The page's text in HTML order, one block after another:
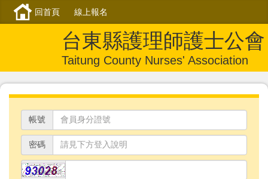
回首頁 線上報名
台東縣護理師護士公會
Taitung County Nurses' Association
帳號
密碼